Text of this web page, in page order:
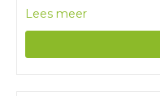
zoals het streamen
hd.Deze monitor is
nodig hebt op je
Lees meer